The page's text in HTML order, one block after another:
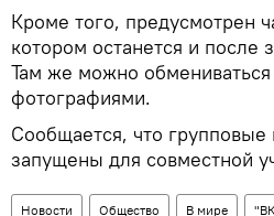
Кроме того, предусмотрен
котором останется и после
Там же можно
фотографиями.
Сообщается, что групповые
запущены для совместной
Новости Общество В мире